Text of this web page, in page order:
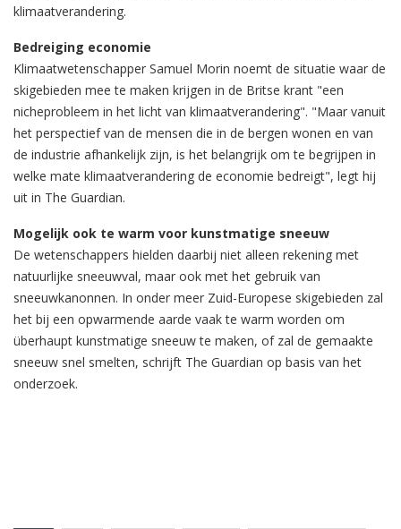
klimaatverandering.
Bedreiging economie
Klimaatwetenschapper Samuel Morin noemt de situatie waar de
skigebieden mee te maken krijgen in de Britse krant "een
nicheprobleem in het licht van klimaatverandering". "Maar vanuit
het perspectief van de mensen die in de bergen wonen en van
de industrie afhankelijk zijn, is het belangrijk om te begrijpen in
welke mate klimaatverandering de economie bedreigt", legt hij
uit in The Guardian.
Mogelijk ook te warm voor kunstmatige sneeuw
De wetenschappers hielden daarbij niet alleen rekening met
natuurlijke sneeuwval, maar ook met het gebruik van
sneeuwkanonnen. In onder meer Zuid-Europese skigebieden zal
het bij een opwarmende aarde vaak te warm worden om
überhaupt kunstmatige sneeuw te maken, of zal de gemaakte
sneeuw snel smelten, schrijft The Guardian op basis van het
onderzoek.